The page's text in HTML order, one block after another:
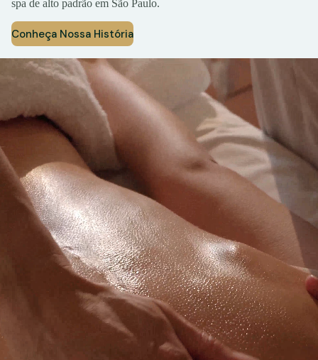
spa de alto padrão em São Paulo.
Conheça Nossa História